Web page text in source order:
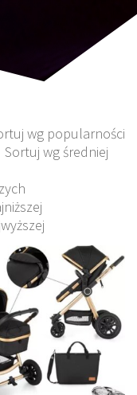
wg popularności
Sortuj wg średniej